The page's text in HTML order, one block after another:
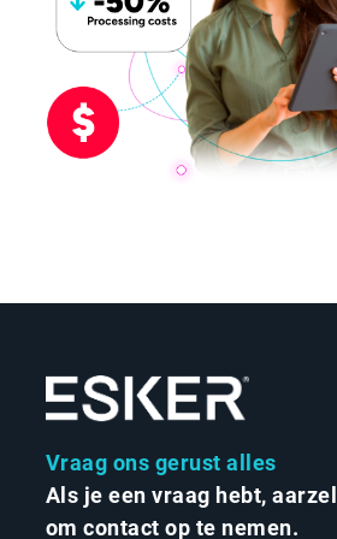
Vraag ons gerust alles
Als je een vraag hebt,
om contact op te nemen.